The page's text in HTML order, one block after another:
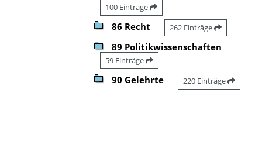
100 Einträge
86 Recht 262 Einträge
89 Politikwissenschaften
59 Einträge
90 Gelehrte 220 Einträge